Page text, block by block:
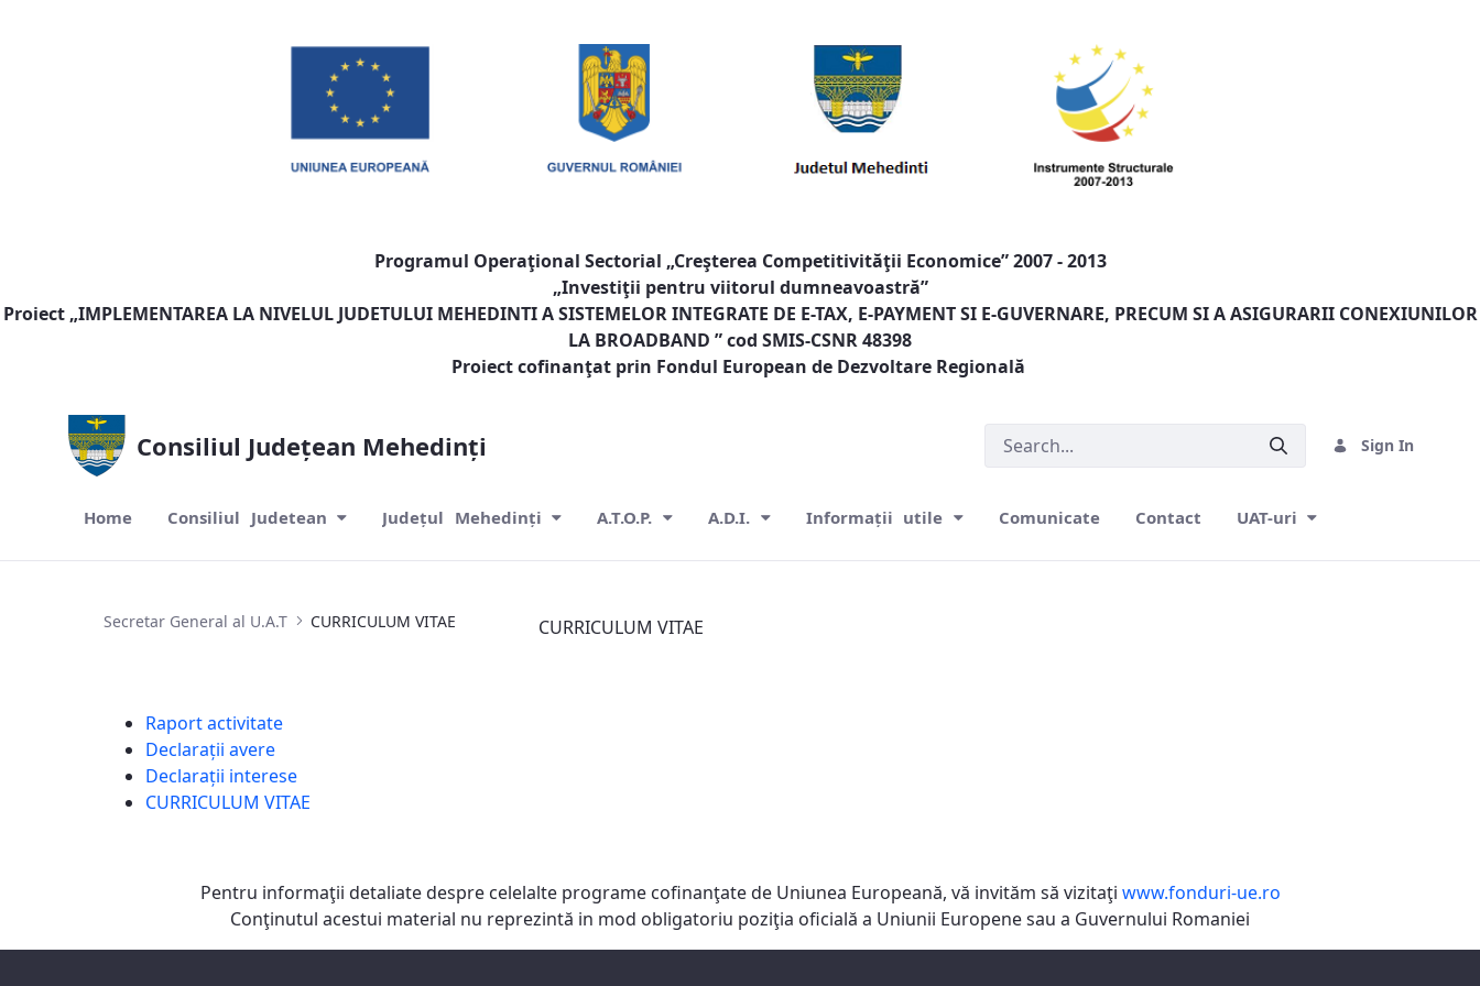
Programul Operaţional Sectorial „Creşterea Competitivităţii Economice” 2007 - 2013
„Investiţii pentru viitorul dumneavoastră”
Proiect „IMPLEMENTAREA LA NIVELUL JUDETULUI MEHEDINTI A SISTEMELOR INTEGRATE DE E-TAX, E-PAYMENT SI E-GUVERNARE, PRECUM SI A ASIGURARII CONEXIUNILOR
LA BROADBAND ” cod SMIS-CSNR 48398
Proiect cofinanţat prin Fondul European de Dezvoltare Regională
Consiliul Județean Mehedinți Sign In
Home Consiliul Judetean Județul Mehedinți A.T.O.P. A.D.I. Informații utile Comunicate Contact UAT-uri
Secretar General al U.A.T CURRICULUM VITAE
Raport activitate
Declarații avere
Declarații interese
CURRICULUM VITAE
CURRICULUM VITAE
Pentru informaţii detaliate despre celelalte programe cofinanţate de Uniunea Europeană, vă invităm să vizitaţi www.fonduri-ue.ro
Conţinutul acestui material nu reprezintă in mod obligatoriu poziţia oficială a Uniunii Europene sau a Guvernului Romaniei